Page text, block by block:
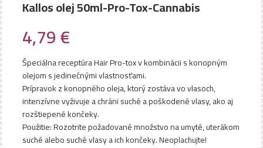
Kallos olej 50ml-Pro-Tox-Cannabis
4,79€
Špeciálna receptúra Hair Pro-tox v kombinácii s konopným
olejom s jedinečnými vlastnosťami.
Prípravok z konopného oleja, ktorý zostáva vo vlasoch,
intenzívne vyživuje a chráni suché a poškodené vlasy, ako aj
rozštiepené končeky.
Použitie: Rozotrite požadované množstvo na umyté, uterákom
suché alebo suché vlasy a ich končeky. Neoplachujte!